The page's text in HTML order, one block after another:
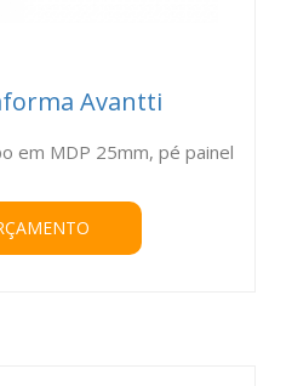
Avantti
em MDP 25mm, pé painel